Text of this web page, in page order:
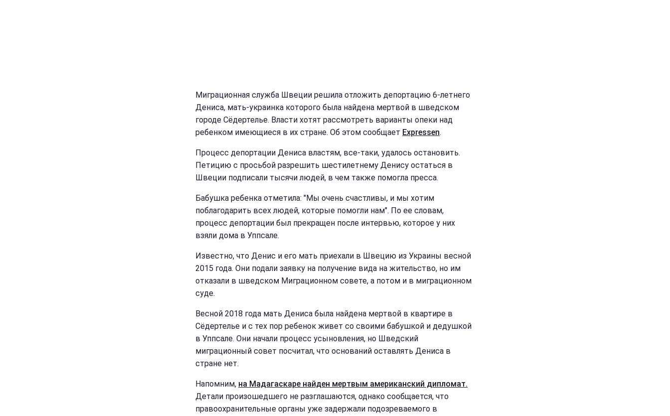
Миграционная служба Швеции решила отложить депортацию 6-летнего
Дениса, мать-украинка которого была найдена мертвой в шведском
городе Сёдертелье. Власти хотят рассмотреть варианты опеки над
ребенком имеющиеся в их стране. Об этом сообщает Expressen.
Процесс депортации Дениса властям, все-таки, удалось остановить.
Петицию с просьбой разрешить шестилетнему Денису остаться в
Швеции подписали тысячи людей, в чем также помогла пресса.
Бабушка ребенка отметила: "Мы очень счастливы, и мы хотим
поблагодарить всех людей, которые помогли нам". По ее словам,
процесс депортации был прекращен после интервью, которое у них
взяли дома в Уппсале.
Известно, что Денис и его мать приехали в Швецию из Украины весной
2015 года. Они подали заявку на получение вида на жительство, но им
отказали в шведском Миграционном совете, а потом и в миграционном
суде.
Весной 2018 года мать Дениса была найдена мертвой в квартире в
Сёдертелье и с тех пор ребенок живет со своими бабушкой и дедушкой
в Уппсале. Они начали процесс усыновления, но Шведский
миграционный совет посчитал, что оснований оставлять Дениса в
стране нет.
Напомним, на Мадагаскаре найден мертвым американский дипломат.
Детали произошедшего не разглашаются, однако сообщается, что
правоохранительные органы уже задержали подозреваемого в